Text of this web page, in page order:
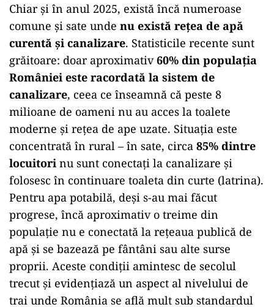
Chiar și în anul 2025, există încă numeroase
comune și sate unde nu există rețea de apă
curentă și canalizare. Statisticile recente sunt
grăitoare: doar aproximativ60% din populația
României este racordată la sistem de
canalizare, ceea ce înseamnă că peste 8
milioane de oameni nu au acces la toalete
moderne și rețea de ape uzate. Situația este
concentrată în rural – în sate, circa 85% dintre
locuitori nu sunt conectați la canalizare și
folosesc în continuare toaleta din curte (latrina).
Pentru apa potabilă, deși s-au mai făcut
progrese, încă aproximativ o treime din
populație nu e conectată la rețeaua publică de
apă și se bazează pe fântâni sau alte surse
proprii. Aceste condiții amintesc de secolul
trecut și evidențiază un aspect al nivelului de
trai unde România se află mult sub standardul